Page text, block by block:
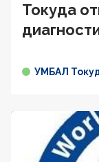
Токуда
УМБАЛ